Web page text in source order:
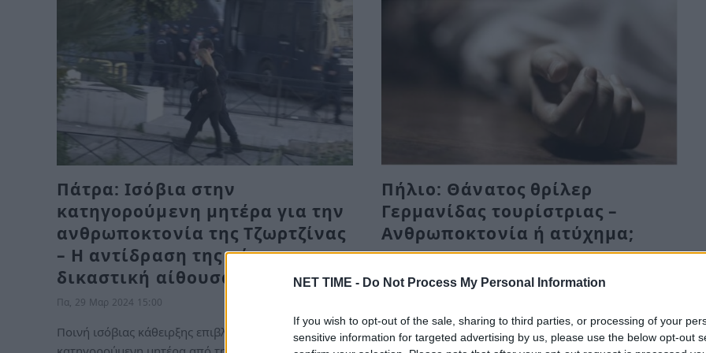
NET TIME - Do Not Process My Personal Information
If you wish to opt-out of the sale, sharing to third parties, or processing of your
sensitive information for targeted advertising by us, please use the below opt-out
Πάτρα: Ισόβια στην
κατηγορούμενη μητέρα για την
ανθρωποκτονία της Τζωρτζίνας
– Η αντίδραση της μέσα στη
δικαστική αίθουσα
Πα, 29 Μαρ 2024 15:00
Ποινή ισόβιας κάθειρξης επιβλήθηκε στην
Πήλιο: Θάνατος θρίλερ
Γερμανίδας τουρίστριας –
Ανθρωποκτονία ή ατύχημα;
Τε, 2 Αυγ 2023 09:28
Σε θρίλερ εξελίσσεται η υπόθεση της Γερμανίδας